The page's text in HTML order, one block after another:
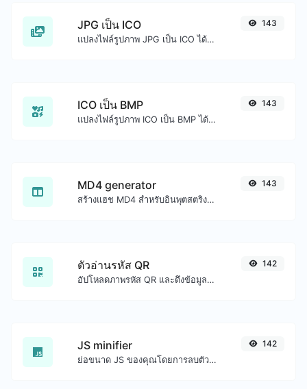
JPG เป็น ICO
แปลงไฟล์รูปภาพ JPG เป็น ICO ได้อย่างง่ายดาย
143
ICO เป็น BMP
แปลงไฟล์รูปภาพ ICO เป็น BMP ได้อย่างง่ายดาย
143
MD4 generator
สร้างแฮช MD4 สำหรับอินพุตสตริงใดๆ
143
ตัวอ่านรหัส QR
อัปโหลดภาพรหัส QR และดึงข้อมูลออกมา
142
JS minifier
ย่อขนาด JS ของคุณโดยการลบตัวอักษรที่ไม่จำเป็นทั้งหมด
142